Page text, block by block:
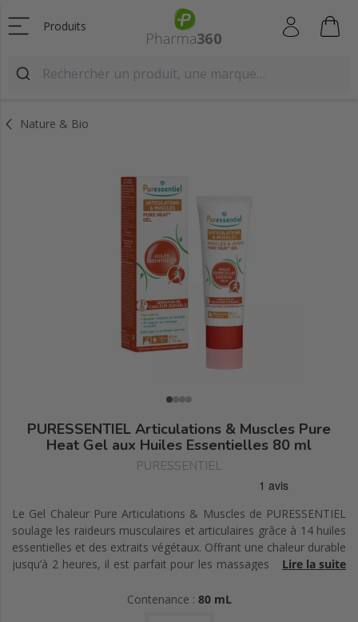
Produits
Nature & Bio
PURESSENTIEL Articulations & Muscles Pure
Heat Gel aux Huiles Essentielles 80 ml
PURESSENTIEL
Le Gel Chaleur Pure Articulations & Muscles de PURESSENTIEL
soulage les raideurs musculaires et articulaires grâce à 14 huiles
essentielles et des extraits végétaux. Offrant une chaleur durable
jusqu’à 2 heures, il est parfait pour les massages après le sport
Lire la suite
Contenance : 80 mL